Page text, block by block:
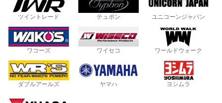
ツイントレード テュポン ユニコーンジャパン
ワコーズ ワイセコ ワールドウォーク
ダブルアールズ ヤマハ ヨシムラ